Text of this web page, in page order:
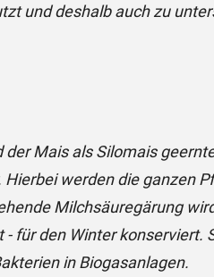
und deshalb auch zu
Mais als Silomais
werden die ganzen
Milchsäuregärung
für den Winter konserviert.
in Biogasanlagen.